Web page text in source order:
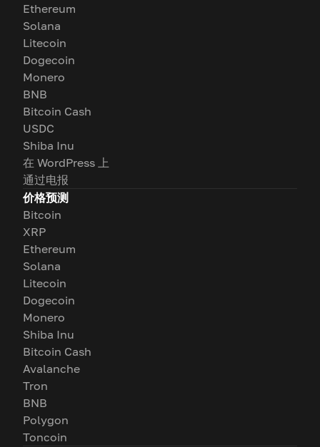
Ethereum
Solana
Litecoin
Dogecoin
Monero
BNB
Bitcoin Cash
USDC
Shiba Inu
在 WordPress 上
通过电报
价格预测
Bitcoin
XRP
Ethereum
Solana
Litecoin
Dogecoin
Monero
Shiba Inu
Bitcoin Cash
Avalanche
Tron
BNB
Polygon
Toncoin